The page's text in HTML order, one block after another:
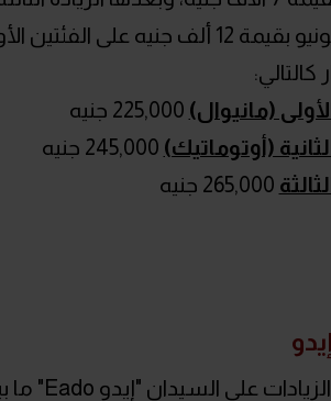
(مانيوال)
(أوتوماتيك)